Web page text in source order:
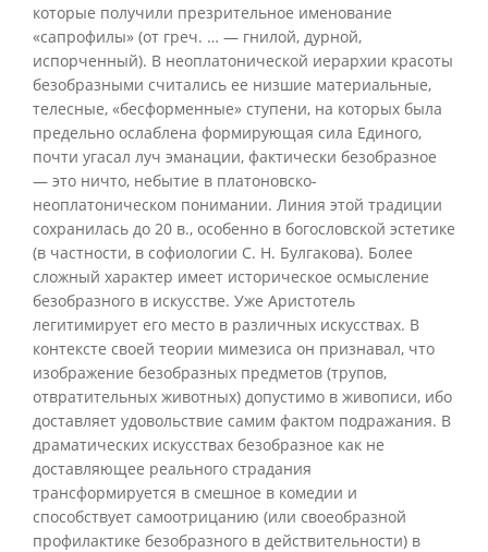
которые получили презрительное именование
«сапрофилы» (от греч. … — гнилой, дурной,
испорченный). В неоплатонической иерархии красоты
безобразными считались ее низшие материальные,
телесные, «бесформенные» ступени, на которых была
предельно ослаблена формирующая сила Единого,
почти угасал луч эманации, фактически безобразное
— это ничто, небытие в платоновско-
неоплатоническом понимании. Линия этой традиции
сохранилась до 20 в., особенно в богословской эстетике
(в частности, в софиологии С. Н. Булгакова). Более
сложный характер имеет историческое осмысление
безобразного в искусстве. Уже Аристотель
легитимирует его место в различных искусствах. В
контексте своей теории мимезиса он признавал, что
изображение безобразных предметов (трупов,
отвратительных животных) допустимо в живописи, ибо
доставляет удовольствие самим фактом подражания. В
драматических искусствах безобразное как не
доставляющее реального страдания
трансформируется в смешное в комедии и
способствует самоотрицанию (или своеобразной
профилактике безобразного в действительности) в